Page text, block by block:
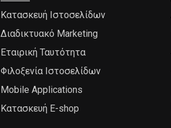
Κατασκευή Ιστοσελίδων
Διαδικτυακό Marketing
Εταιρική Ταυτότητα
Φιλοξενία Ιστοσελίδων
Mobile Applications
Κατασκευή Ε-shop